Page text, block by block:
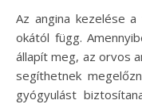
Az angina kezelése
okától függ.
állapít meg, az orvos
segíthetnek
gyógyulást